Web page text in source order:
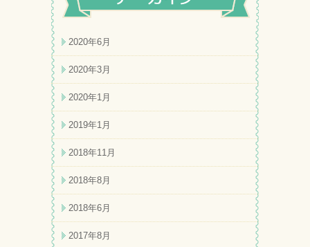
2020年6月
2020年3月
2020年1月
2019年1月
2018年11月
2018年8月
2018年6月
2017年8月